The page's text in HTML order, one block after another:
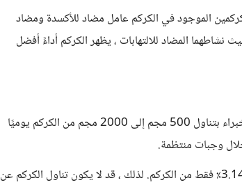
الموجود في الكركم عامل مضاد للأكسدة ومضاد
نشاطهما المضاد للالتهابات ، يظهر الكركم أداءً أفضل
مكملات الكركم هي أفضل طريقة يمكنك تناول الكركم لتقليل الالتهاب. يوصي الخبراء بتناول 500 مجم إلى 2000 مجم من الكركم يوميًا
وجبات منتظمة.
كما أن الكركمين (وهو المركب المسؤول عن الخصائص المضادة للالتهابات) يمثل 3.14٪ فقط من الكركم. لذلك ، قد لا يكون تناول الكركم عن